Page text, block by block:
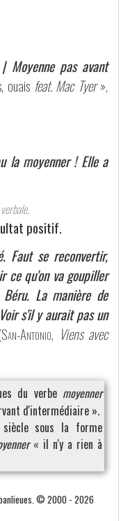
Moyenne pas avant
ouais feat. Mac Tyer»,
la moyenner ! Elle a
positif.
Faut se reconvertir,
ce qu'on va goupiller
La manière de
s'il y aurait pas un
(San-Antonio, Viens avec
du verbe moyenner
d'intermédiaire ».
sous la forme
« il n'y a rien à
banlieues. © 2000 - 2026